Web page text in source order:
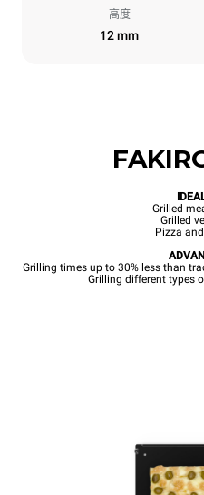
高度
12 mm
Grilled
Grilled
Pizza
Grilling times up to 30% less than
Grilling different types